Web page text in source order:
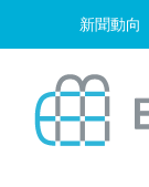
新聞動向